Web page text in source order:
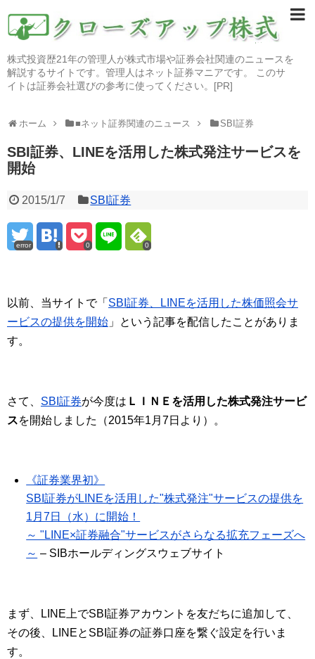
株式投資歴21年の管理人が株式市場や証券会社関連のニュースを
解説するサイトです。管理人はネット証券マニアです。 このサ
イトは証券会社選びの参考に使ってください。[PR]
ホーム ■ネット証券関連のニュース SBI証券
SBI証券、LINEを活用した株式発注サービスを
開始
2015/1/7 SBI証券
error 0 0
以前、当サイトで「 SBI証券、LINEを活用した株価照会サ
ービスの提供を開始 」という記事を配信したことがありま
す。
さて、 SBI証券が今度は ＬＩＮＥを活用した株式発注サービ
スを開始しました（2015年1月7日より）。
《証券業界初》
SBI証券がLINEを活用した"株式発注"サービスの提供を
1月7日（水）に開始！
～ "LINE×証券融合"サービスがさらなる拡充フェーズへ
～ – SIBホールディングスウェブサイト
まず、LINE上でSBI証券アカウントを友だちに追加して、
その後、LINEとSBI証券の証券口座を繋ぐ設定を行いま
す。